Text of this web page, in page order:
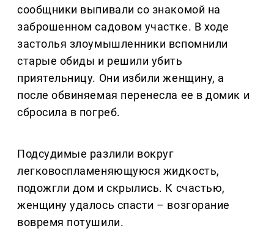
сообщники выпивали со знакомой на
заброшенном садовом участке. В ходе
застолья злоумышленники вспомнили
старые обиды и решили убить
приятельницу. Они избили женщину, а
после обвиняемая перенесла ее в домик и
сбросила в погреб.
Подсудимые разлили вокруг
легковоспламеняющуюся жидкость,
подожгли дом и скрылись. К счастью,
женщину удалось спасти – возгорание
вовремя потушили.